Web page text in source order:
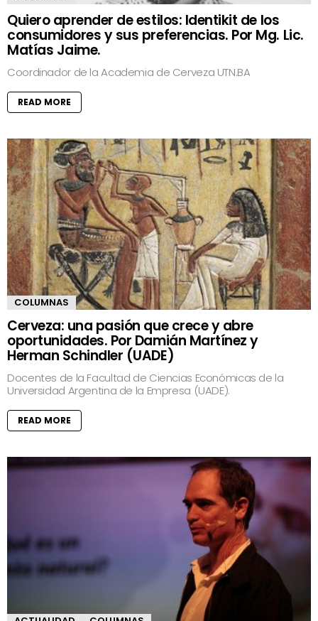
Quiero aprender de estilos: Identikit de los
consumidores y sus preferencias. Por Mg. Lic.
Matías Jaime.
Coordinador de la Academia de Cerveza UTN.BA
READ MORE
COLUMNAS
Cerveza: una pasión que crece y abre
oportunidades. Por Damián Martínez y
Herman Schindler (UADE)
Docentes de la Facultad de Ciencias Económicas de la
Universidad Argentina de la Empresa (UADE).
READ MORE